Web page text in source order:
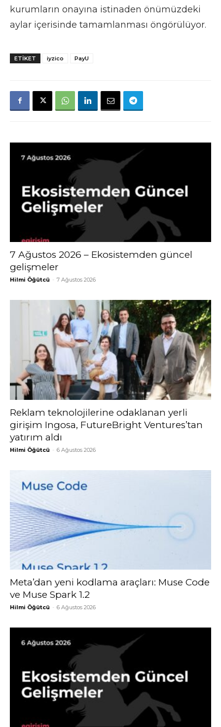
kurumların onayına istinaden önümüzdeki
aylar içerisinde tamamlanması öngörülüyor.
ETIKET iyzico PayU
7 Ağustos 2026 – Ekosistemden güncel
gelişmeler
Hilmi Öğütcü - 7 Ağustos 2026
Reklam teknolojilerine odaklanan yerli
girişim Ingosa, FutureBright Ventures’tan
yatırım aldı
Hilmi Öğütcü - 6 Ağustos 2026
Meta’dan yeni kodlama araçları: Muse Code
ve Muse Spark 1.2
Hilmi Öğütcü - 6 Ağustos 2026